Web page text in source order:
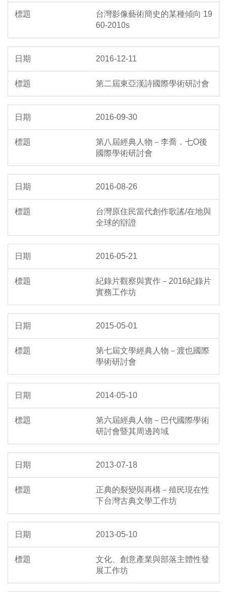
台灣影像藝術簡史的某種傾向 19
60-2010s
2016-12-11
第二屆東亞漢詩國際學術研討會
2016-09-30
第八屆經典人物－李喬．七O後
國際學術研討會
2016-08-26
台灣原住民當代創作歌謠/在地與
全球的辯證
2016-05-21
紀錄片觀察與實作－2016紀錄片
實務工作坊
2015-05-01
第七屆文學經典人物－渡也國際
學術研討會
2014-05-10
第六屆經典人物－巴代國際學術
研討會暨其周邊跨域
2013-07-18
正典的裂變與再構－殖民現在性
下台灣古典文學工作坊
2013-05-10
文化、創意產業與部落主體性發
展工作坊